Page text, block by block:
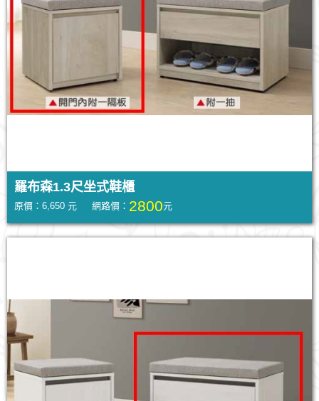
羅布森1.3尺坐式鞋櫃
原價：6,650 元 網路價： 2800元